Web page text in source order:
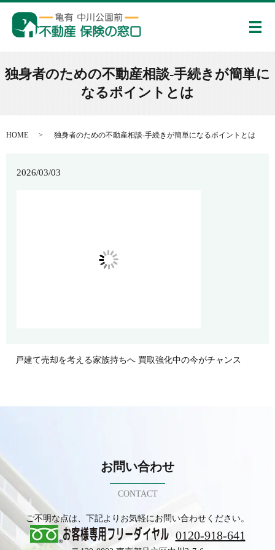
メ
独身者のための不動産相談-手続きが簡単に
なるポイントとは
HOME 独身者のための不動産相談-手続きが簡単になるポイントとは
2026/03/03
戸建て売却を考える家族持ちへ 買取強化中の今がチャンス
お問い合わせ
CONTACT
ご不明な点は、下記よりお気軽にお問い合わせください。
0120-918-641